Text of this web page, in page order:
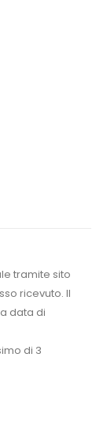
tramite sito
ricevuto. Il
data di
di 3